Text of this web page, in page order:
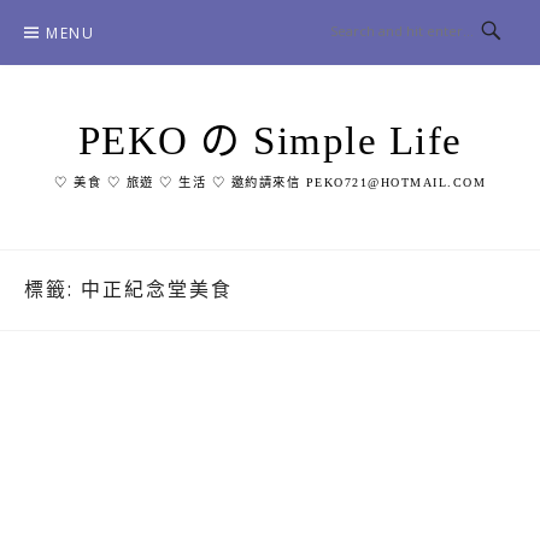
content
MENU
PEKO の Simple Life
♡ 美食 ♡ 旅遊 ♡ 生活 ♡ 邀約請來信 PEKO721@HOTMAIL.COM
標籤: 中正紀念堂美食